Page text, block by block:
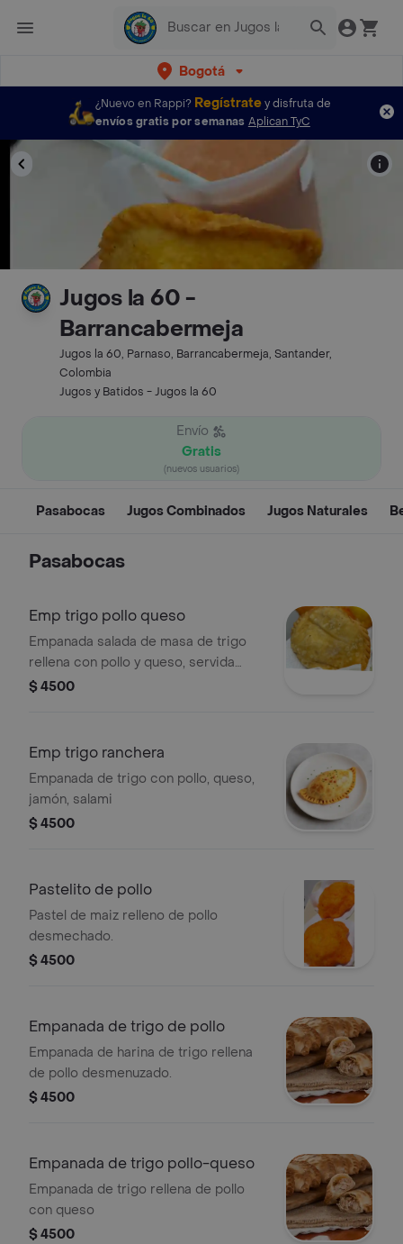
Bogotá
¿Nuevo en Rappi? Regístratey disfruta de
envíos gratis por semanas Aplican TyC
Jugos la 60 -
Barrancabermeja
Jugos la 60, Parnaso, Barrancabermeja, Santander,
Colombia
Jugos y Batidos - Jugos la 60
Envío
Gratis
(nuevos usuarios)
Pasabocas Jugos Combinados Jugos Naturales
Pasabocas
Emp trigo pollo queso
Empanada salada de masa de trigo
rellena con pollo y queso, servida
como pasabocas.
$ 4500
Emp trigo ranchera
Empanada de trigo con pollo, queso,
jamón, salami
$ 4500
Pastelito de pollo
Pastel de maiz relleno de pollo
desmechado.
$ 4500
Empanada de trigo de pollo
Empanada de harina de trigo rellena
de pollo desmenuzado.
$ 4500
Empanada de trigo pollo-queso
Empanada de trigo rellena de pollo
con queso
$ 4500